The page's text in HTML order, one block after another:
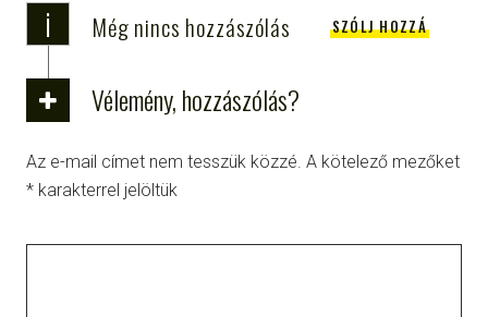
i Még nincs hozzászólás SZÓLJ HOZZÁ
Vélemény, hozzászólás?
Az e-mail címet nem tesszük közzé. A kötelező mezőket
* karakterrel jelöltük